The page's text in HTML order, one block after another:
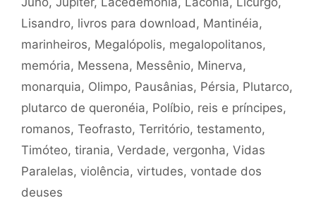
Lisandro, livros para download, Mantinéia,
marinheiros, Megalópolis, megalopolitanos,
memória, Messena, Messênio, Minerva,
monarquia, Olimpo, Pausânias, Pérsia, Plutarco,
plutarco de queronéia, Políbio, reis e príncipes,
romanos, Teofrasto, Território, testamento,
Timóteo, tirania, Verdade, vergonha, Vidas
Paralelas, violência, virtudes, vontade dos
deuses